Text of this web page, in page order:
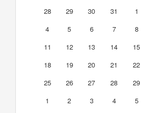
28
29 30 31 1
4
5 6 7 8
11
12 13 14 15
18
19 20 21 22
25
26 27 28 29
1
2 3 4 5